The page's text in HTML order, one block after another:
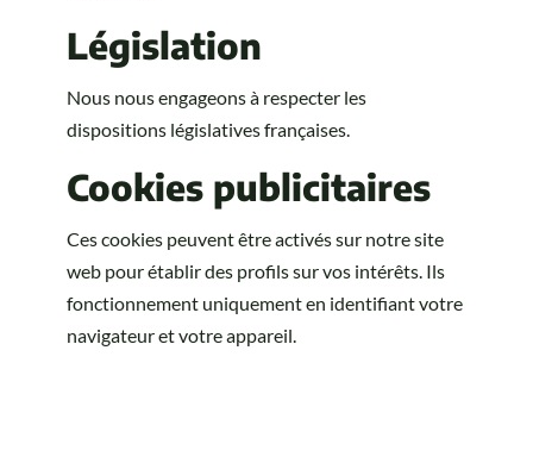
Législation
Nous nous engageons à respecter les
dispositions législatives françaises.
Cookies publicitaires
Ces cookies peuvent être activés sur notre site
web pour établir des profils sur vos intérêts. Ils
fonctionnement uniquement en identifiant votre
navigateur et votre appareil.